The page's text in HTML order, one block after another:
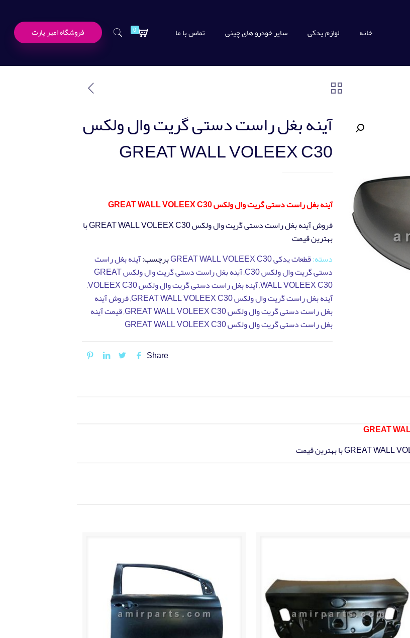
خانه لوازم یدکی سایر خودرو های چینی تماس با ما 0 فروشگاه امیر پارت
آينه بغل راست دستی گریت وال ولکس
GREAT WALL VOLEEX C30
آينه بغل راست دستی گریت وال ولکس GREAT WALL VOLEEX C30
فروش آينه بغل راست دستی گریت وال ولکس GREAT WALL VOLEEX C30 با
بهترین قیمت
دسته:قطعات یدکی GREAT WALL VOLEEX C30 برچسب:آينه بغل راست
دستی گریت وال ولکس C30
,
آينه بغل راست دستی گریت وال ولکس GREAT
WALL VOLEEX C30
,آينه بغل راست دستی گریت وال ولکس VOLEEX C30
,
آينه بغل راست گریت وال ولکس GREAT WALL VOLEEX C30
,فروش آينه
بغل راست دستی گریت وال ولکس GREAT WALL VOLEEX C30
,قیمت آينه
بغل راست دستی گریت وال ولکس GREAT WALL VOLEEX C30
Share